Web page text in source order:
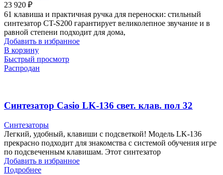
23 920 ₽
61 клавиша и практичная ручка для переноски: стильный
синтезатор CT-S200 гарантирует великолепное звучание и в
равной степени подходит для дома,
Добавить в избранное
В корзину
Быстрый просмотр
Распродан
Синтезатор Casio LK-136 свет. клав. пол 32
Синтезаторы
Легкий, удобный, клавиши с подсветкой! Модель LK-136
прекрасно подходит для знакомства с системой обучения игре
по подсвеченным клавишам. Этот синтезатор
Добавить в избранное
Подробнее